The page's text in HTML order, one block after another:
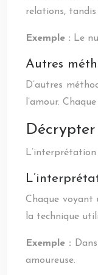
relations, tandis
Exemple : Le
Autres
D’autres
l’amour.
Chaque voyant
la technique
Exemple :
amoureuse.